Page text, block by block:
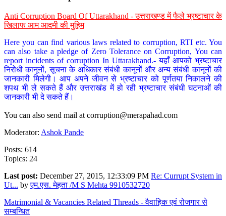
Anti Corruption Board Of Uttarakhand - उत्तराखण्ड में फैले भ्रष्टाचार के
खिलाफ आम आदमी की मुहिम
Here you can find various laws related to corruption, RTI etc. You
can also take a pledge of Zero Tolerance on Corruption, You can
report incidents of corruption In Uttarakhand.- यहाँ आपको भ्रष्टाचार
निरोधी कानूनों, सूचना के अधिकार संबंधी कानूनों और अन्य संबंधी कानूनों की
जानकारी मिलेगी। आप अपने जीवन से भ्रष्टाचार को पूर्णतया निकालने की
शपथ भी ले सकते हैं और उत्तराखंड में हो रही भ्रष्टाचार संबंधी घटनाओं की
जानकारी भी दे सकते हैं।
You can also send mail at corruption@merapahad.com
Moderator: Ashok Pande
Posts: 614
Topics: 24
Last post: December 27, 2015, 12:33:09 PM Re: Currupt System in
Ut... byएम.एस. मेहता /M S Mehta 9910532720
Matrimonial & Vacancies Related Threads - वैवाहिक एवं रोजगार से
सम्बन्धित